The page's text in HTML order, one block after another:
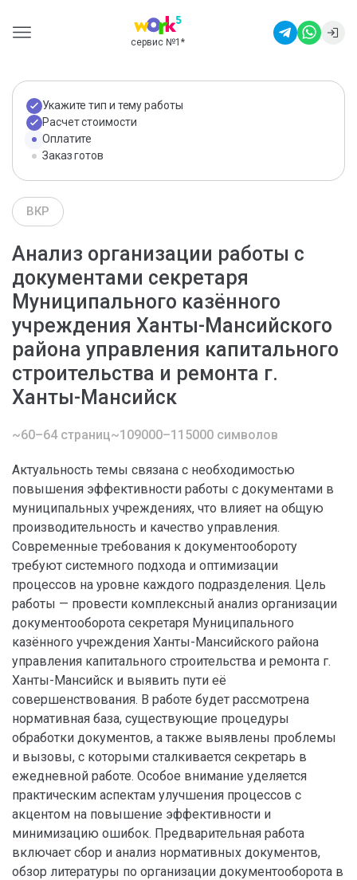
сервис №1 *
Укажите тип и тему работы
Расчет стоимости
Оплатите
Заказ готов
ВКР
Анализ организации работы с
документами секретаря
Муниципального казённого
учреждения Ханты-Мансийского
района управления капитального
строительства и ремонта г.
Ханты-Мансийск
~60–64 страниц~109000–115000 символов
Актуальность темы связана с необходимостью
повышения эффективности работы с документами в
муниципальных учреждениях, что влияет на общую
производительность и качество управления.
Современные требования к документообороту
требуют системного подхода и оптимизации
процессов на уровне каждого подразделения. Цель
работы — провести комплексный анализ организации
документооборота секретаря Муниципального
казённого учреждения Ханты-Мансийского района
управления капитального строительства и ремонта г.
Ханты-Мансийск и выявить пути её
совершенствования. В работе будет рассмотрена
нормативная база, существующие процедуры
обработки документов, а также выявлены проблемы
и вызовы, с которыми сталкивается секретарь в
ежедневной работе. Особое внимание уделяется
практическим аспектам улучшения процессов с
акцентом на повышение эффективности и
минимизацию ошибок. Предварительная работа
включает сбор и анализ нормативных документов,
обзор литературы по организации документооборота в